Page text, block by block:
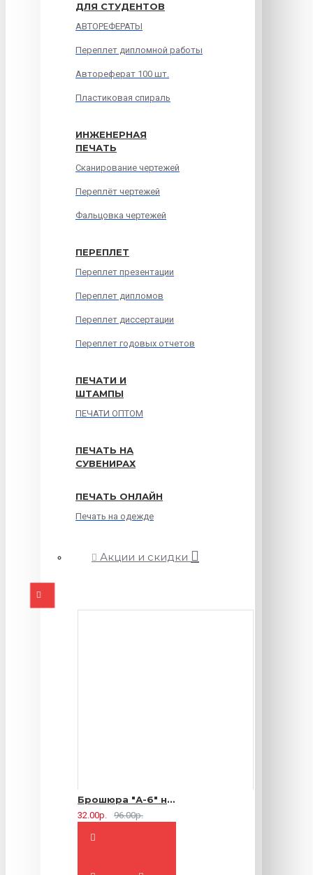
ДЛЯ СТУДЕНТОВ
АВТОРЕФЕРАТЫ
Переплет дипломной работы
Автореферат 100 шт.
Пластиковая спираль
ИНЖЕНЕРНАЯ
ПЕЧАТЬ
Сканирование чертежей
Переплёт чертежей
Фальцовка чертежей
ПЕРЕПЛЕТ
Переплет презентации
Переплет дипломов
Переплет диссертации
Переплет годовых отчетов
ПЕЧАТИ И
ШТАМПЫ
ПЕЧАТИ ОПТОМ
ПЕЧАТЬ НА
СУВЕНИРАХ
ПЕЧАТЬ ОНЛАЙН
Печать на одежде
Акции и скидки
Брошюра "А-6" на 2 скрепки - 16 страниц
32.00р. 96.00р.